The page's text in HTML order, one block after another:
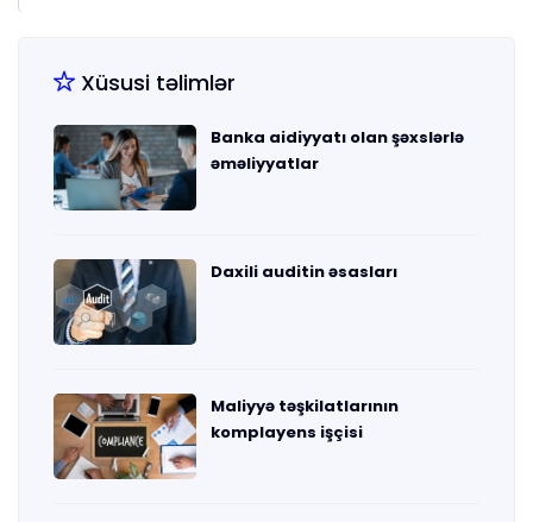
Xüsusi təlimlər
Banka aidiyyatı olan şəxslərlə
əməliyyatlar
Daxili auditin əsasları
Maliyyə təşkilatlarının
komplayens işçisi